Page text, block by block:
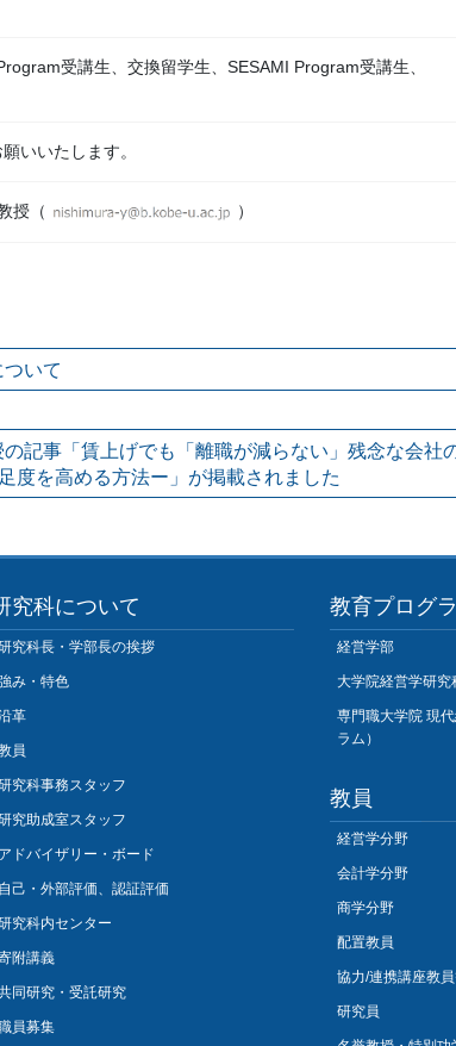
受講生、交換留学生、SESAMI Program受講生、
いいたします。
授（ ）
ついて
記事「賃上げでも「離職が減らない」残念な会社
を高める方法ー」が掲載されました
究科について
究科長・学部長の挨拶
み・特色
革
員
究科事務スタッフ
究助成室スタッフ
アドバイザリー・ボード
自己・外部評価、認証評価
究科内センター
附講義
同研究・受託研究
員募集
教育プログ
経営学部
大学院経営学研究
専門職大学院 現
ラム）
教員
経営学分野
会計学分野
商学分野
配置教員
協力/連携講座教
研究員